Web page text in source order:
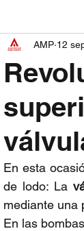
AMP 12
En esta
de lodo: La
mediante una
En las